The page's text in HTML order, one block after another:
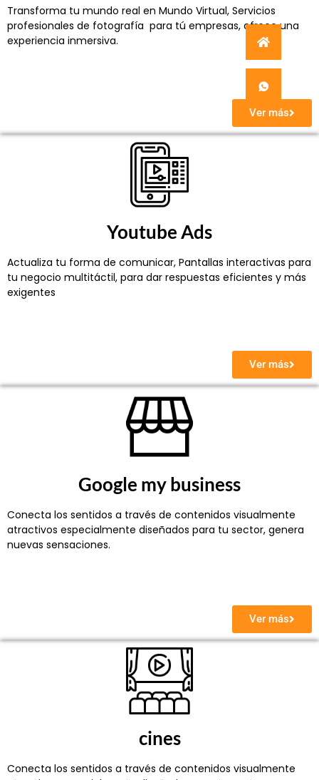
Transforma tu mundo real en Mundo Virtual, Servicios
profesionales de fotografía para tú empresas, ofrece una
experiencia inmersiva.
Ver más
Youtube Ads
Actualiza tu forma de comunicar, Pantallas interactivas para
tu negocio multitáctil, para dar respuestas eficientes y más
exigentes
Ver más
Google my business
Conecta los sentidos a través de contenidos visualmente
atractivos especialmente diseñados para tu sector, genera
nuevas sensaciones.
Ver más
cines
Conecta los sentidos a través de contenidos visualmente